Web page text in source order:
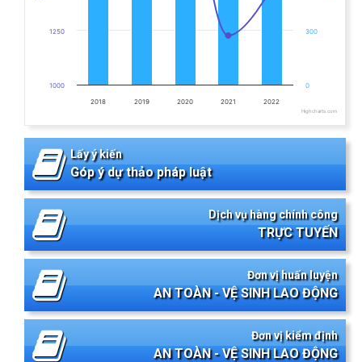
2018 2019 2020 2021 2022
1000
1250
0
300
Highcharts.com
Lấy ý kiến
Góp ý dự thảo pháp luật
Dịch vụ hàng chính công
TRỰC TUYẾN
Đơn vị huấn luyện
AN TOÀN - VỆ SINH LAO ĐỘNG
Đơn vị kiểm định
AN TOÀN - VỆ SINH LAO ĐỘNG